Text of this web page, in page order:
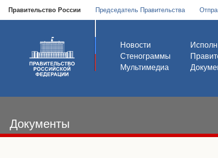
Правительство России Председатель Правительства
Новости
Стенограммы
Мультимедиа
Документы